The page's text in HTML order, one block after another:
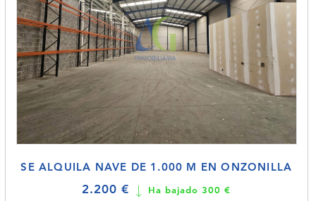
SE ALQUILA NAVE DE 1.000 M EN ONZONILLA
2.200 € Ha bajado 300 €